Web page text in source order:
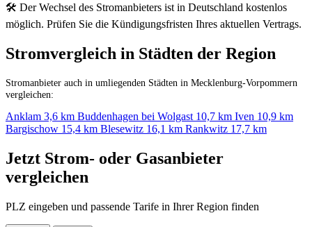
🛠 Der Wechsel des Stromanbieters ist in Deutschland kostenlos
möglich. Prüfen Sie die Kündigungsfristen Ihres aktuellen Vertrags.
Stromvergleich in Städten der Region
Stromanbieter auch in umliegenden Städten in Mecklenburg-Vorpommern
vergleichen:
Anklam 3,6 km Buddenhagen bei Wolgast 10,7 km Iven 10,9 km
Bargischow 15,4 km Blesewitz 16,1 km Rankwitz 17,7 km
Jetzt Strom- oder Gasanbieter
vergleichen
PLZ eingeben und passende Tarife in Ihrer Region finden